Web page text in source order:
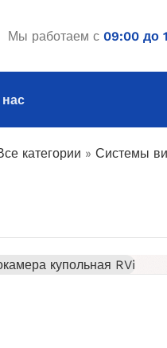
Мы работаем с 09:00 до
категории » Системы